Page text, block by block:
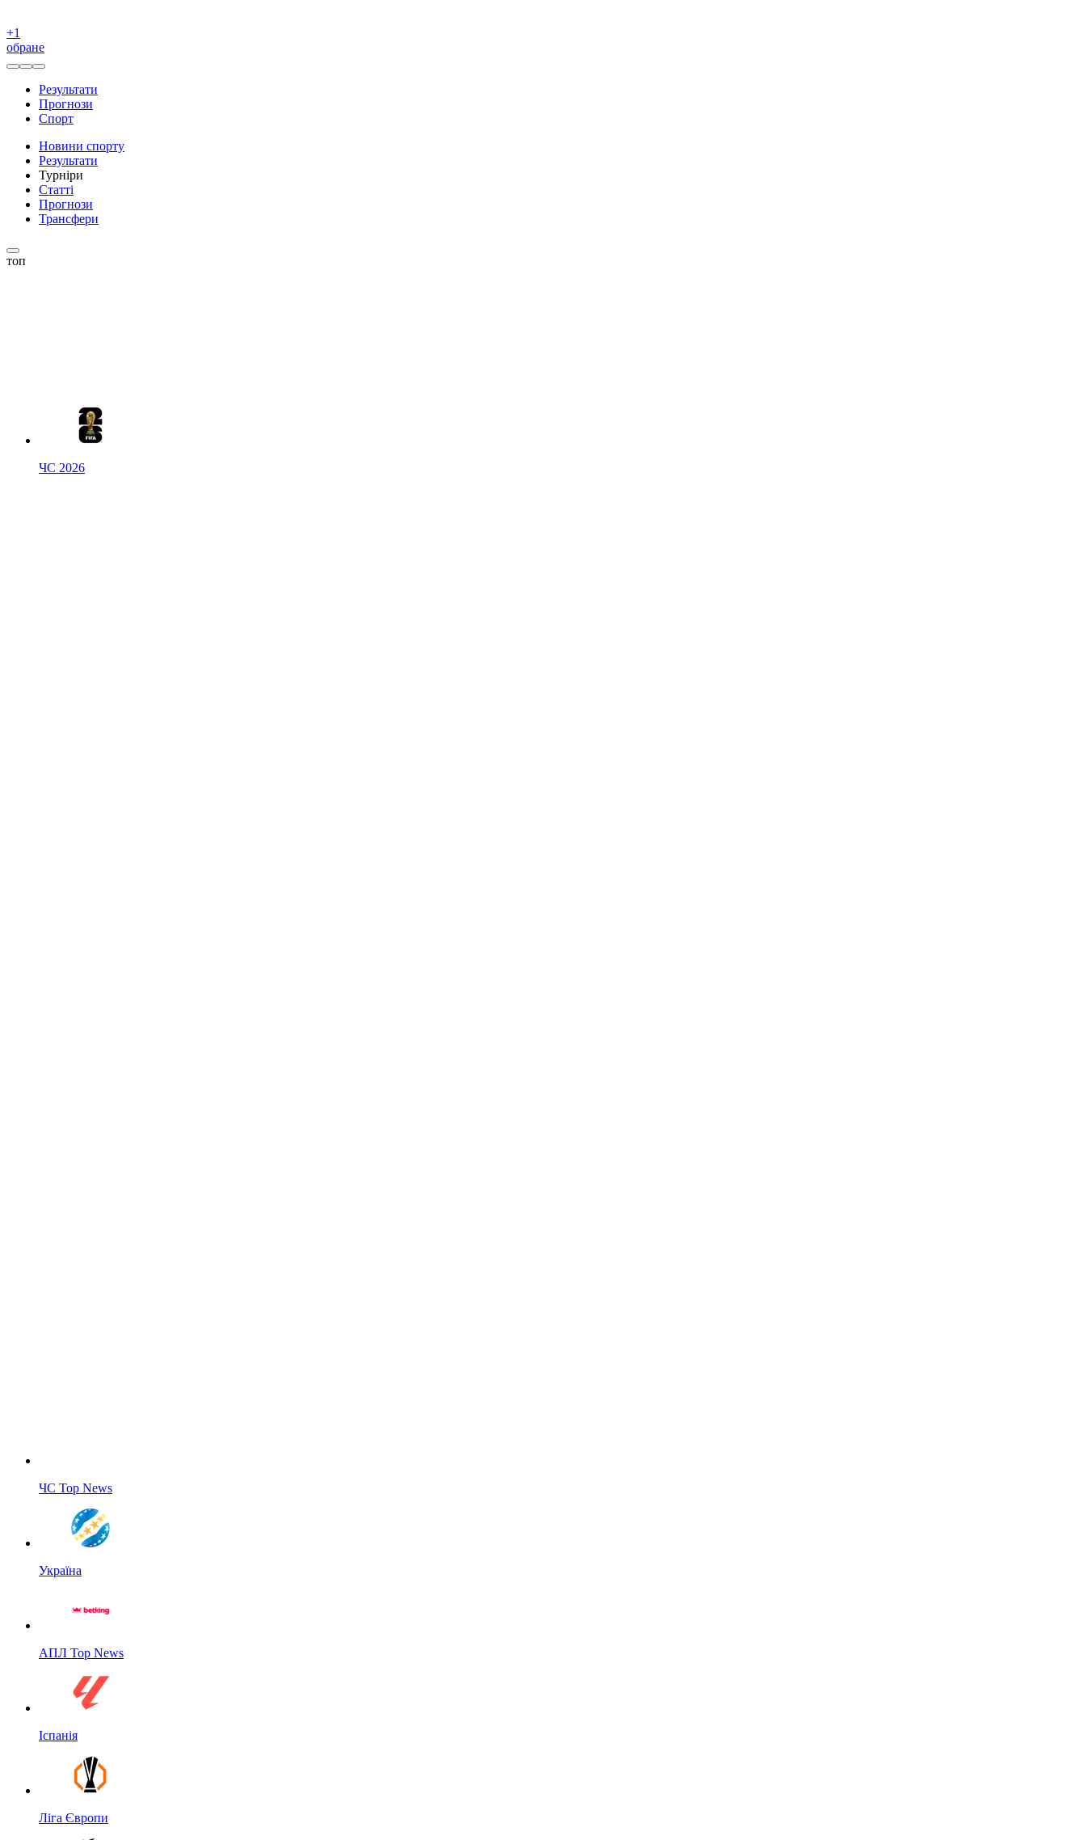
+1
обране
Результати
Прогнози
Спорт
Новини спорту
Результати
Турніри
Статті
Прогнози
Трансфери
топ
ЧС 2026
ЧС Top News
Україна
АПЛ Top News
Іспанія
Ліга Європи